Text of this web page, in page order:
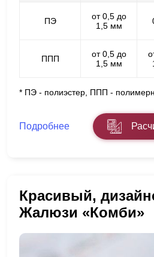
ПЭ
от 0,5 до
1,5 мм
ППП
от 0,5 до
1,5 мм
* ПЭ - полиэстер, ППП -
Подробнее
Красивый,
Жалюзи «Комби»